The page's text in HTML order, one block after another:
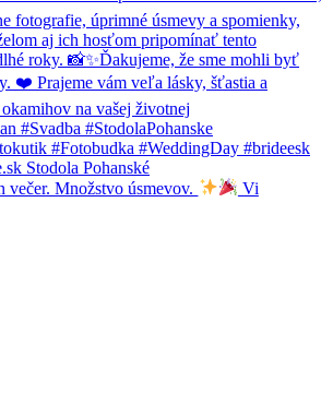
večer. Množstvo úsmevov. Vi